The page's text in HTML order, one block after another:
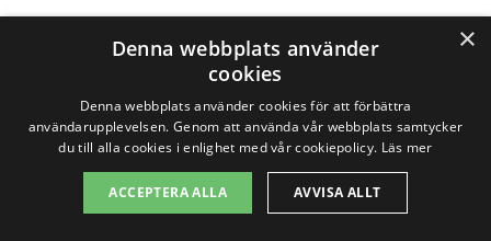
Det finns många städföretag i området
som erbjuder dödsbostädning. Att anlita
en professionell firma gör att du kan
känna dig trygg i att arbetet blir utfört på
ett respektfullt och effektivt sätt. Här är
×
Denna webbplats använder
cookies
Denna webbplats använder cookies för att förbättra
användarupplevelsen. Genom att använda vår webbplats samtycker
du till alla cookies i enlighet med vår cookiepolicy. Läs mer
ACCEPTERA ALLA AVVISA ALLT